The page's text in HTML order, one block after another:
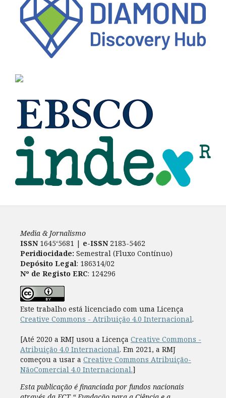
Media & Jornalismo
ISSN 1645‘5681 | e-ISSN2183-5462
Peridiocidade: Semestral (Fluxo Contínuo)
Depósito Legal: 186314/02
Nº de Registo ERC: 124296
Este trabalho está licenciado com uma Licença
Creative Commons - Atribuição 4.0 Internacional.
[Até 2020 a RMJ usou a Licença Creative Commons -
Atribuição 4.0 Internacional. Em 2021, a RMJ
começou a usar a Creative Commons Atribuição-
NãoComercial 4.0 Internacional.]
Esta publicação é financiada por fundos nacionais